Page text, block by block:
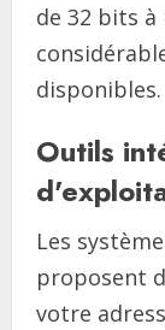
de 32 bits
disponibles.
Outils
Les
proposent
votre